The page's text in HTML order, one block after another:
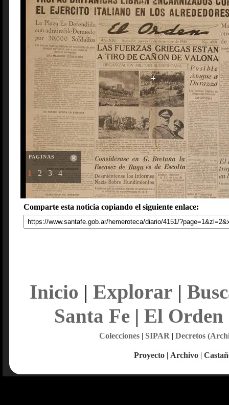
PAGINAS
1 2 3 4
Comparte esta noticia copiando el siguiente enlace:
Inicio | Explorar |
Santa Fe| El Orden
Colecciones| SIPAR | Decretos
Proyecto | Archivo |